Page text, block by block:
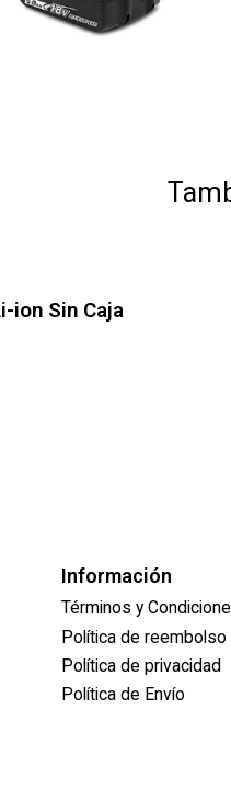
ion Sin Caja
Información
Términos y
Política de reembolso
Política de privacidad
Política de Envío